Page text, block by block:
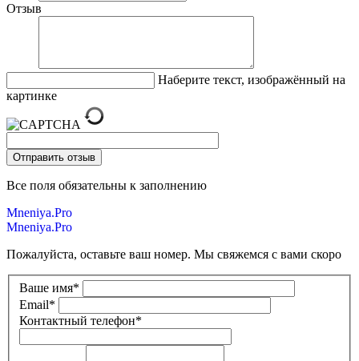
Отзыв
Наберите текст, изображённый на
картинке
Все поля обязательны к заполнению
Mneniya.Pro
Mneniya.Pro
Пожалуйста, оставьте ваш номер. Мы свяжемся с вами скоро
Ваше имя*
Email*
Контактный телефон*